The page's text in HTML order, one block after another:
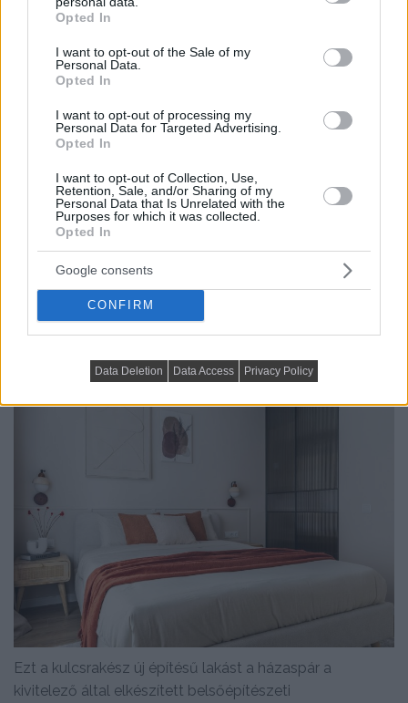
grant or deny consent to Google and its third-party tags to
use your data for below specified purposes in below Google
consent section.
Opted In
I want to opt-out of the Sale of my
Personal Data.
Opted In
I want to opt-out of processing my
Personal Data for Targeted Advertising.
Opted In
I want to opt-out of Collection, Use,
Retention, Sale, and/or Sharing of my
Personal Data that Is Unrelated with the
Purposes for which it was collected.
Opted In
Google consents
CONFIRM
Data Deletion Data Access Privacy Policy
lakást - a már gyermek nélkül élő tulajdonosok...
ELOLVASOMDETAILS
HÁZAK, ENTERIŐRÖK - INSPIRÁCIÓ KÉPEKBEN
Kulcsrakész új építésű lakást vett a
pár, így rendezték be gyorsan,
Ezt a kulcsrakész új építésű lakást a házaspár a
kivitelező által elkészített belsőépítészeti